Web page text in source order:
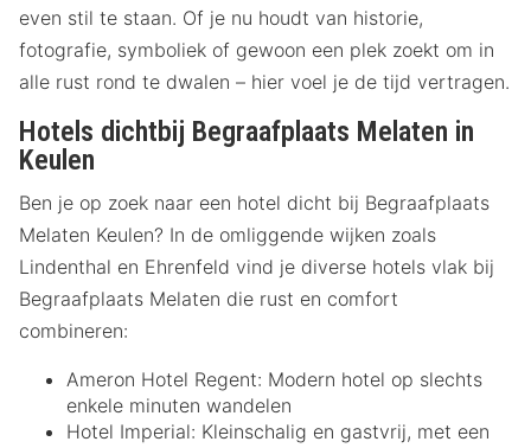
even stil te staan. Of je nu houdt van historie,
fotografie, symboliek of gewoon een plek zoekt om in
alle rust rond te dwalen – hier voel je de tijd vertragen.
Hotels dichtbij Begraafplaats Melaten in
Keulen
Ben je op zoek naar een hotel dicht bij Begraafplaats
Melaten Keulen? In de omliggende wijken zoals
Lindenthal en Ehrenfeld vind je diverse hotels vlak bij
Begraafplaats Melaten die rust en comfort
combineren:
Ameron Hotel Regent: Modern hotel op slechts
enkele minuten wandelen
Hotel Imperial: Kleinschalig en gastvrij, met een